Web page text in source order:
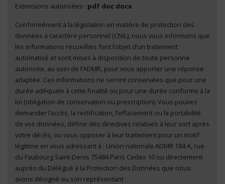
Extensions autorisées : pdf doc docx.
En cliquant sur "Envoyer", je consens au traitement
de mes données à caractère personnel *
Conformément à la législation en matière de protection des
données à caractère personnel (CNIL), nous vous informons que
les informations recueillies font l’objet d’un traitement
automatisé et sont mises à disposition de toute personne
autorisée, au sein de l’ADMR, pour vous apporter une réponse
adaptée. Ces informations ne seront conservées que pour une
durée adéquate à cette finalité ou pour une durée conforme à la
loi (obligation de conservation ou prescription). Vous pouvez
demander l’accès, la rectification, l’effacement ou la portabilité
de vos données, définir des directives relatives à leur sort après
votre décès, ou vous opposer à leur traitement pour un motif
légitime en vous adressant à : Union nationale ADMR 184 A, rue
du Faubourg Saint-Denis 75484 Paris Cedex 10 ou directement
auprès du Délégué à la Protection des Données que nous
avons désigné ou son représentant :